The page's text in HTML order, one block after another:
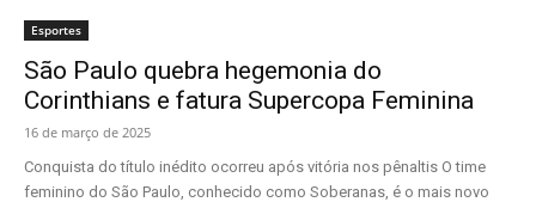
Esportes
São Paulo quebra hegemonia do
Corinthians e fatura Supercopa Feminina
16 de março de 2025
Conquista do título inédito ocorreu após vitória nos pênaltis O time
feminino do São Paulo, conhecido como Soberanas, é o mais novo